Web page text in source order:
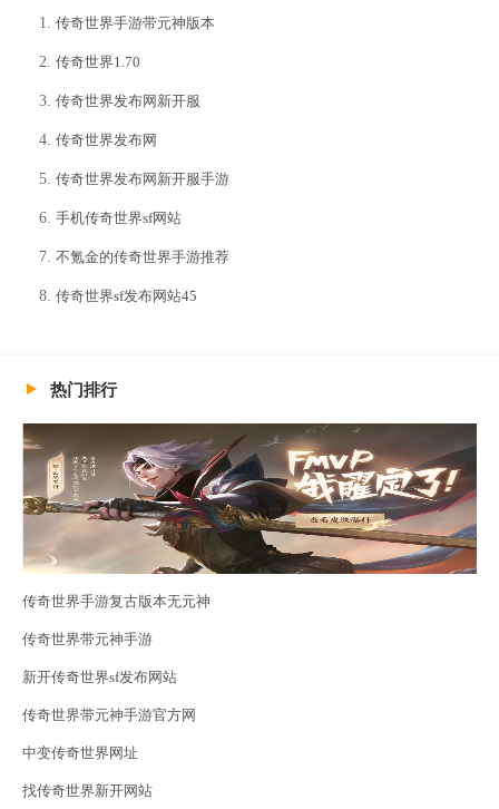
传奇世界手游带元神版本
传奇世界1.70
传奇世界发布网新开服
传奇世界发布网
传奇世界发布网新开服手游
手机传奇世界sf网站
不氪金的传奇世界手游推荐
传奇世界sf发布网站45
热门排行
传奇世界手游复古版本无元神
传奇世界带元神手游
新开传奇世界sf发布网站
传奇世界带元神手游官方网
中变传奇世界网址
找传奇世界新开网站